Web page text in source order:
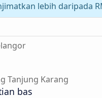
lebih daripada
Tanjung Karang
bas